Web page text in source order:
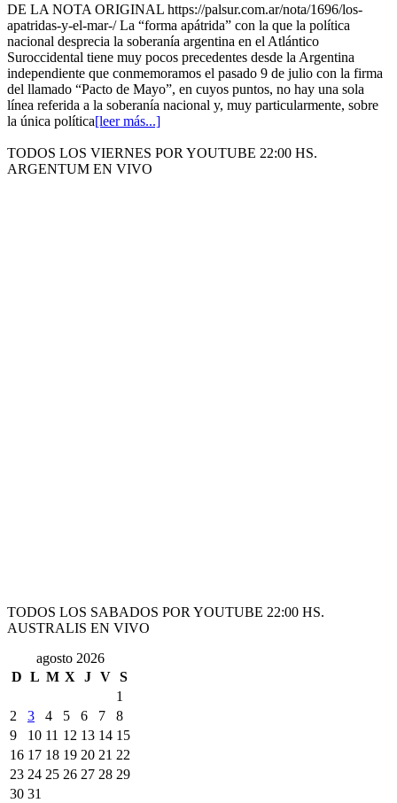
DE LA NOTA ORIGINAL https://palsur.com.ar/nota/1696/los-
apatridas-y-el-mar-/ La “forma apátrida” con la que la política
nacional desprecia la soberanía argentina en el Atlántico
Suroccidental tiene muy pocos precedentes desde la Argentina
independiente que conmemoramos el pasado 9 de julio con la firma
del llamado “Pacto de Mayo”, en cuyos puntos, no hay una sola
línea referida a la soberanía nacional y, muy particularmente, sobre
la única política[leer más...]
TODOS LOS VIERNES POR YOUTUBE 22:00 HS.
ARGENTUM EN VIVO
TODOS LOS SABADOS POR YOUTUBE 22:00 HS.
AUSTRALIS EN VIVO
agosto 2026
D L M X J V S
1
2
3 4 5 6 7
8
9
10 11 12 13 14 15
16 17 18 19 20 21 22
23 24 25 26 27 28 29
30 31